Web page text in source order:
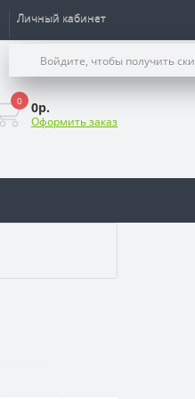
Личный кабинет
Войдите, чтобы получить
0 0р.
Оформить заказ